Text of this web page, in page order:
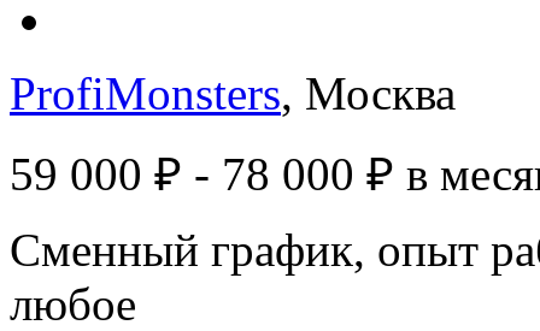
ProfiMonsters, Москва
59 000 ₽ - 78 000 ₽ в
Сменный график, опыт
любое